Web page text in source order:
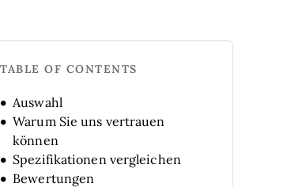
TABLE OF CONTENTS
Auswahl
Warum Sie uns vertrauen
können
Spezifikationen vergleichen
Bewertungen